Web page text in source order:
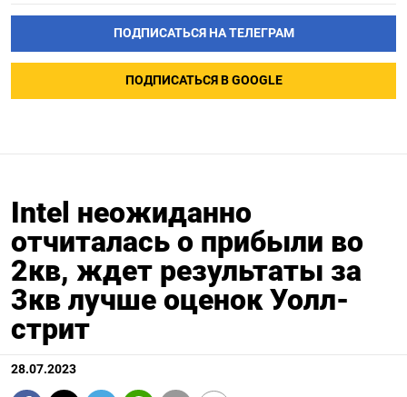
ПОДПИСАТЬСЯ НА ТЕЛЕГРАМ
ПОДПИСАТЬСЯ В GOOGLE
Intel неожиданно
отчиталась о прибыли во
2кв, ждет результаты за
3кв лучше оценок Уолл-
стрит
28.07.2023